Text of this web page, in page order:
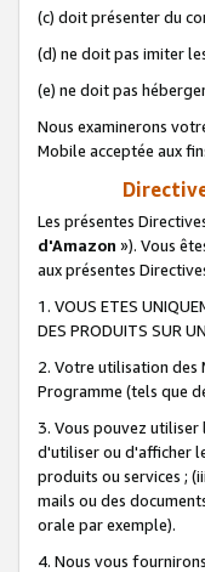
(c) doit présenter du
(d) ne doit pas imiter
(e) ne doit pas
Nous examinerons
Mobile acceptée aux
Les présentes
d'Amazon »). Vous
aux présentes
1. VOUS ETES
DES PRODUITS SUR
2. Votre utilisation des
Programme (tels que
3. Vous pouvez utiliser
d'utiliser ou d'afficher
produits ou services ;
mails ou des
orale par exemple).
4. Nous vous